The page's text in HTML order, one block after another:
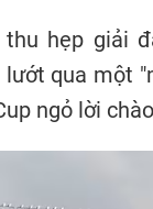
thu hẹp giải
qua một
ngỏ lời